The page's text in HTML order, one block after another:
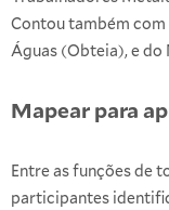
Contou também com
Águas (Obteia), e do
Mapear para
Entre as funções de
participantes